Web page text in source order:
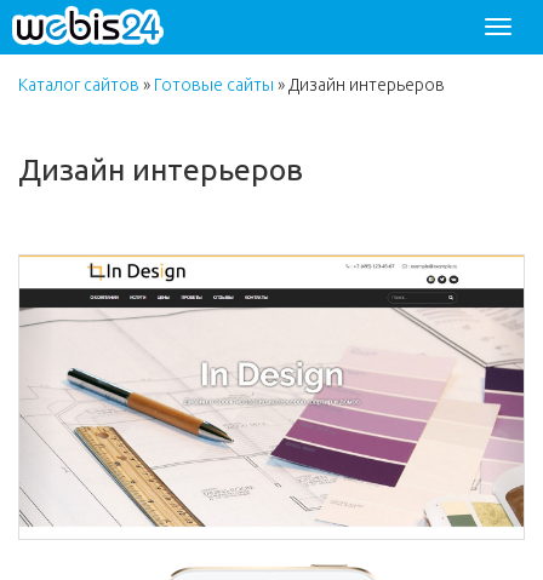
меню
Каталог сайтов » Готовые сайты » Дизайн интерьеров
Дизайн интерьеров